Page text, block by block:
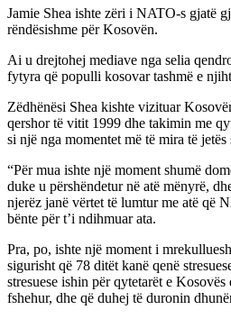
Jamie Shea ishte zëri i NATO-s gjatë
rëndësishme për Kosovën.
Ai u drejtohej mediave nga selia
fytyra që populli kosovar tashmë e
Zëdhënësi Shea kishte vizituar
qershor të vitit 1999 dhe takimin me
si një nga momentet më të mira të jetës
“Për mua ishte një moment shumë
duke u përshëndetur në atë mënyrë,
njerëz janë vërtet të lumtur me atë që
bënte për t’i ndihmuar ata.
Pra, po, ishte një moment i
sigurisht që 78 ditët kanë qenë
stresuese ishin për qytetarët e
fshehur, dhe që duhej të duronin